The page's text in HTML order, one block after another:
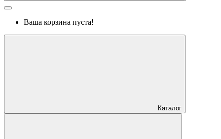
Ваша корзина пуста!
Каталог